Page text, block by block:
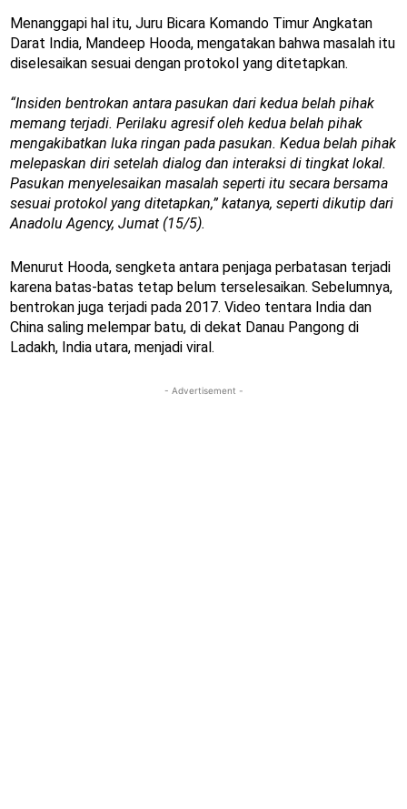
Menanggapi hal itu, Juru Bicara Komando Timur Angkatan
Darat India, Mandeep Hooda, mengatakan bahwa masalah itu
diselesaikan sesuai dengan protokol yang ditetapkan.
“Insiden bentrokan antara pasukan dari kedua belah pihak
memang terjadi. Perilaku agresif oleh kedua belah pihak
mengakibatkan luka ringan pada pasukan. Kedua belah pihak
melepaskan diri setelah dialog dan interaksi di tingkat lokal.
Pasukan menyelesaikan masalah seperti itu secara bersama
sesuai protokol yang ditetapkan,” katanya, seperti dikutip dari
Anadolu Agency, Jumat (15/5).
Menurut Hooda, sengketa antara penjaga perbatasan terjadi
karena batas-batas tetap belum terselesaikan. Sebelumnya,
bentrokan juga terjadi pada 2017. Video tentara India dan
China saling melempar batu, di dekat Danau Pangong di
Ladakh, India utara, menjadi viral.
- Advertisement -